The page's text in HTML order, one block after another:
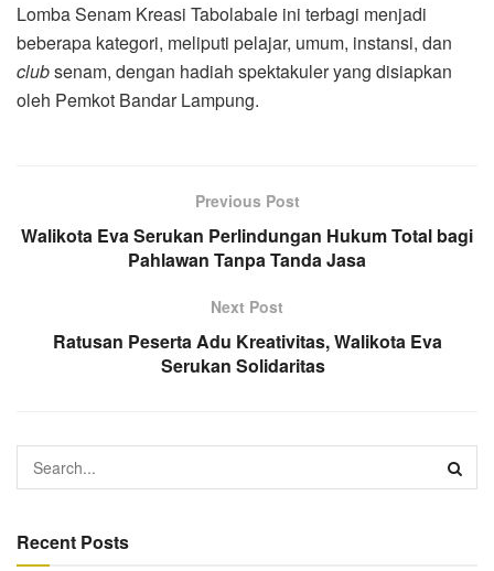
Lomba Senam Kreasi Tabolabale ini terbagi menjadi
beberapa kategori, meliputi pelajar, umum, instansi, dan
clubsenam, dengan hadiah spektakuler yang disiapkan
oleh Pemkot Bandar Lampung.
Previous Post
Walikota Eva Serukan Perlindungan Hukum Total bagi
Pahlawan Tanpa Tanda Jasa
Next Post
Ratusan Peserta Adu Kreativitas, Walikota Eva
Serukan Solidaritas
Recent Posts